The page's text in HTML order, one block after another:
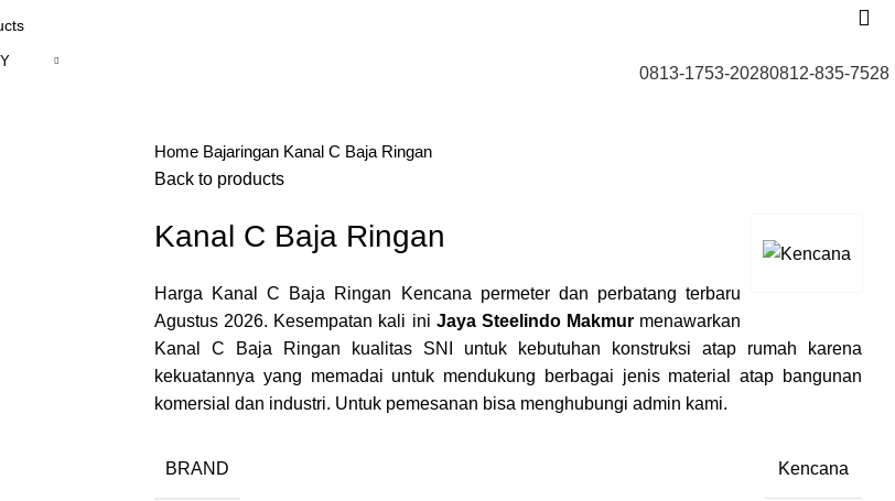
0813-1753-20280812-835-7528
Home Bajaringan Kanal C Baja Ringan
Back to products
Kanal C Baja Ringan
Harga Kanal C Baja Ringan Kencana permeter dan perbatang terbaru
Agustus 2026. Kesempatan kali ini Jaya Steelindo Makmurmenawarkan
Kanal C Baja Ringan kualitas SNI untuk kebutuhan konstruksi atap rumah karena
kekuatannya yang memadai untuk mendukung berbagai jenis material atap bangunan
komersial dan industri. Untuk pemesanan bisa menghubungi admin kami.
BRAND Kencana